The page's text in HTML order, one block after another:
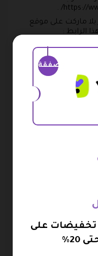
https://
ماركت على موقع
الرابط :
https://
ماركت على موقع
الرابط :
2026 ؟
بنظام الأندرويد،
يمكنكم تنزيل تطبيق
:
https://
تطبيق يلا
صفقة
تخفيضات على